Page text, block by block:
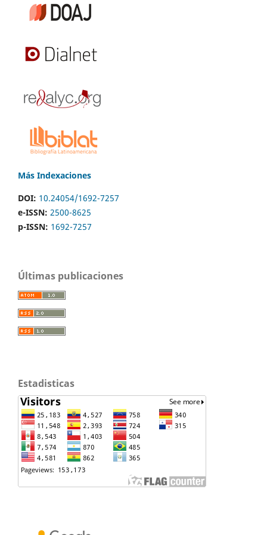
Más Indexaciones
DOI: 10.24054/1692-7257
e-ISSN: 2500-8625
p-ISSN: 1692-7257
Últimas publicaciones
Estadisticas